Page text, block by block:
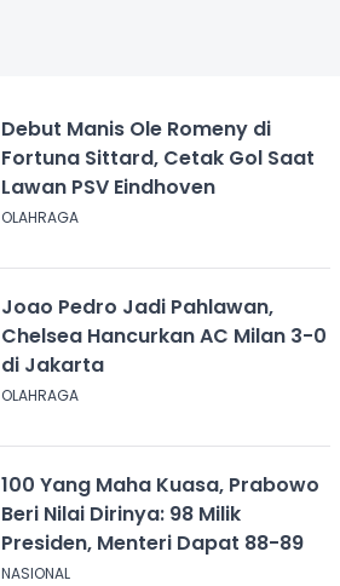
Debut Manis Ole Romeny di
Fortuna Sittard, Cetak Gol Saat
Lawan PSV Eindhoven
OLAHRAGA
Joao Pedro Jadi Pahlawan,
Chelsea Hancurkan AC Milan 3-0
di Jakarta
OLAHRAGA
100 Yang Maha Kuasa, Prabowo
Beri Nilai Dirinya: 98 Milik
Presiden, Menteri Dapat 88-89
NASIONAL